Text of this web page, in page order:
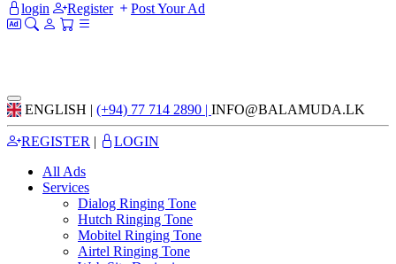
login
Register Post Your Ad
ENGLISH | (+94) 77 714 2890 | INFO@BALAMUDA.LK
REGISTER |
LOGIN
All Ads
Services
Dialog Ringing Tone
Hutch Ringing Tone
Mobitel Ringing Tone
Airtel Ringing Tone